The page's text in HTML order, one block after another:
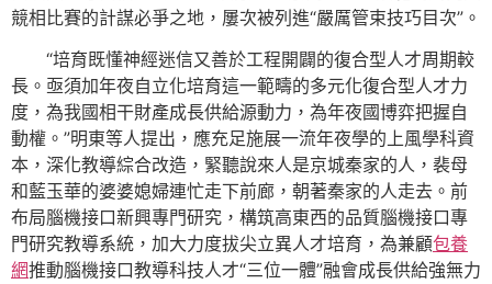
競相比賽的計謀必爭之地，屢次被列進“嚴厲管束技巧目次”。
“培育既懂神經迷信又善於工程開闢的復合型人才周期較
長。亟須加年夜自立化培育這一範疇的多元化復合型人才力
度，為我國相干財產成長供給源動力，為年夜國博弈把握自
動權。”明東等人提出，應充足施展一流年夜學的上風學科資
本，深化教導綜合改造，緊聽說來人是京城秦家的人，裴母
和藍玉華的婆婆媳婦連忙走下前廊，朝著秦家的人走去。前
布局腦機接口新興專門研究，構筑高東西的品質腦機接口專
門研究教導系統，加大力度拔尖立異人才培育，為兼顧包養
網推動腦機接口教導科技人才“三位一體”融會成長供給強無力